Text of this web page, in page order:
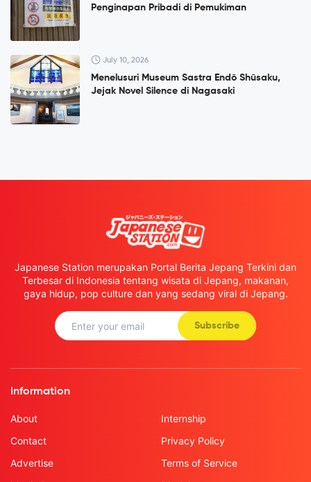
Penginapan Pribadi di Pemukiman
July 10, 2026
Menelusuri Museum Sastra Endō Shūsaku,
Jejak Novel Silence di Nagasaki
Japanese Station merupakan Portal Berita Jepang Terkini dan
Terbesar di Indonesia tentang wisata di Jepang, makanan,
gaya hidup, pop culture dan yang sedang viral di Jepang.
Subscribe
Information
About
Contact
Advertise
Internship
Privacy Policy
Terms of Service